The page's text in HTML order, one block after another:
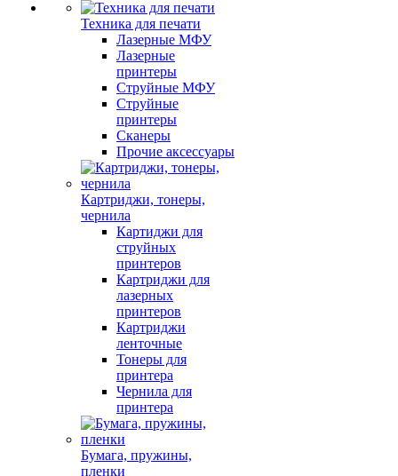
Техника для печати
Лазерные МФУ
Лазерные
принтеры
Струйные МФУ
Струйные
принтеры
Сканеры
Прочие аксессуары
Картриджи, тонеры,
чернила
Картиджи для
струйных
принтеров
Картриджи для
лазерных
принтеров
Картриджи
ленточные
Тонеры для
принтера
Чернила для
принтера
Бумага, пружины,
пленки